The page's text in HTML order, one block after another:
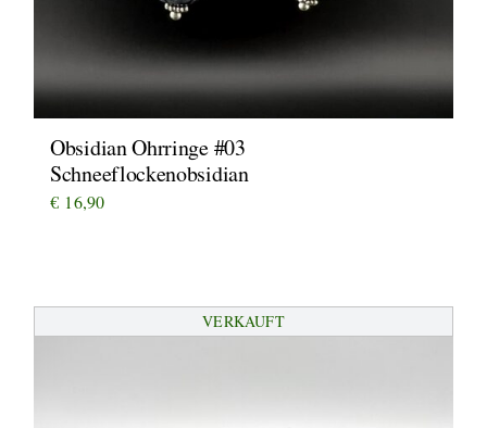
Obsidian Ohrringe #03
Schneeflockenobsidian
€ 16,90
VERKAUFT